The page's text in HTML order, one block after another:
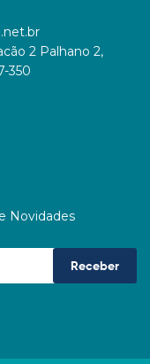
2 Palhano 2,
350
Novidades
Receber